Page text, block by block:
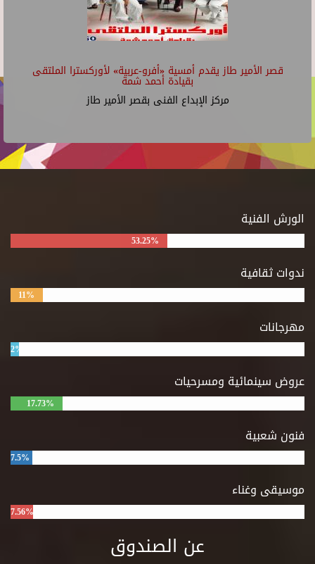
قصر الأمير طاز يقدم أمسية «أفرو-عربية» لأوركسترا الملتقى
بقيادة أحمد شمة
مركز الإبداع الفنى بقصر الأمير طاز
الورش الفنية
53.25%
ندوات ثقافية
11%
مهرجانات
2%
عروض سينمائية ومسرحيات
17.73%
فنون شعبية
7.5%
موسيقى وغناء
7.56%
عن الصندوق